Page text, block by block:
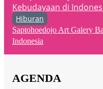
Hiburan
Saptohoedojo Art Galery
Indonesia
AGENDA